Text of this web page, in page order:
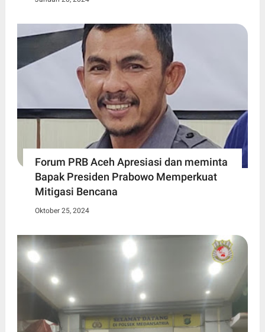
Forum PRB Aceh Apresiasi dan meminta
Bapak Presiden Prabowo Memperkuat
Mitigasi Bencana
Oktober 25, 2024